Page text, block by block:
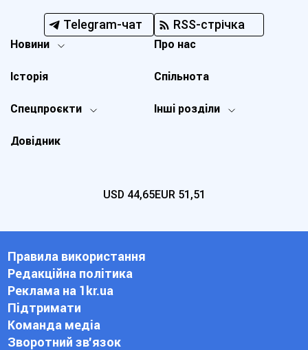
Telegram-чат RSS-стрічка
Новини
Спецпроєкти Інші розділи
Історія
Про нас
Довідник
Спільнота
USD 44,65EUR 51,51
Правила використання
Редакційна політика
Реклама на 1kr.ua
Підтримати
Команда медіа
Зворотний зв'язок